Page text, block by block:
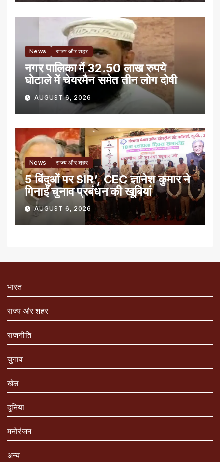
News राज्य और शहर
नगर पालिका में 32.50 लाख रुपये
घोटाले में चेयरमैन समेत तीन लोग दोषी
AUGUST 6, 2026
News राज्य और शहर
5 बिंदुओं पर SIR’, CEC ज्ञानेश कुमार ने
गिनाईं चुनाव प्रबंधन की खूबियां
AUGUST 6, 2026
भारत
राज्य और शहर
राजनीति
चुनाव
खेल
दुनिया
मनोरंजन
अन्य